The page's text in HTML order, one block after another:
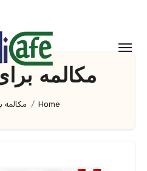
content
مکالمه
Home مکالمه